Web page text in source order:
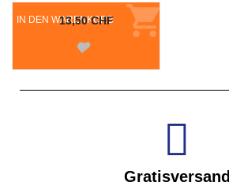
IN DEN WARENKORB
13,50 CHF
Gratisversand